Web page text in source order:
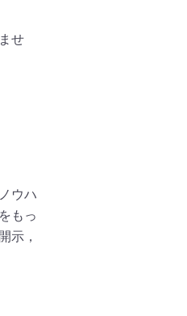
せ
ウハ
もっ
示，